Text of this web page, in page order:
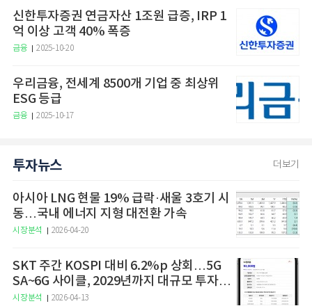
신한투자증권 연금자산 1조원 급증, IRP 1
억 이상 고객 40% 폭증
금융 2025-10-20
우리금융, 전세계 8500개 기업 중 최상위
ESG 등급
금융 2025-10-17
투자뉴스 더보기
아시아 LNG 현물 19% 급락·새울 3호기 시
동…국내 에너지 지형 대전환 가속
시장분석 2026-04-20
SKT 주간 KOSPI 대비 6.2%p 상회…5G
SA~6G 사이클, 2029년까지 대규모 투자
예고
시장분석 2026-04-13